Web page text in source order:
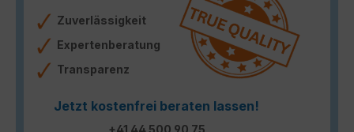
Zuverlässigkeit
Expertenberatung
Transparenz
Jetzt kostenfrei beraten lassen!